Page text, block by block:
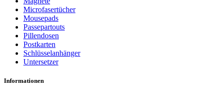
Microfasertücher
Mousepads
Passepartouts
Pillendosen
Postkarten
Schlüsselanhänger
Untersetzer
Informationen